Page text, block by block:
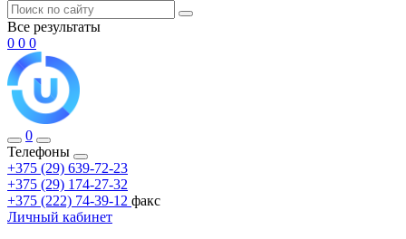
Все результаты
0 0 0
0
Телефоны
+375 (29) 639-72-23
+375 (29) 174-27-32
+375 (222) 74-39-12 факс
Личный кабинет